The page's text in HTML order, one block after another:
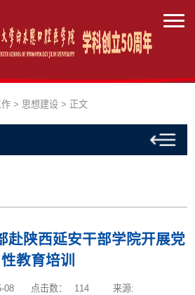
> 思想建设 > 正文
赴陕西延安干部学院开展党
性教育培训
08 点击数： 114 来源: